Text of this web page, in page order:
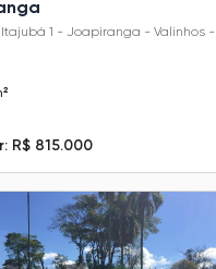
1 - Joapiranga - Valinhos -
R$ 815.000